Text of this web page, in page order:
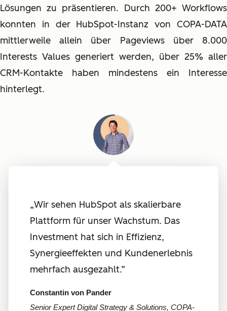
Lösungen zu präsentieren. Durch 200+ Workflows
konnten in der HubSpot-Instanz von COPA-DATA
mittlerweile allein über Pageviews über 8.000
Interests Values generiert werden, über 25% aller
CRM-Kontakte haben mindestens ein Interesse
hinterlegt.
„Wir sehen HubSpot als skalierbare
Plattform für unser Wachstum. Das
Investment hat sich in Effizienz,
Synergieeffekten und Kundenerlebnis
mehrfach ausgezahlt.”
Constantin von Pander
Senior Expert Digital Strategy & Solutions, COPA-